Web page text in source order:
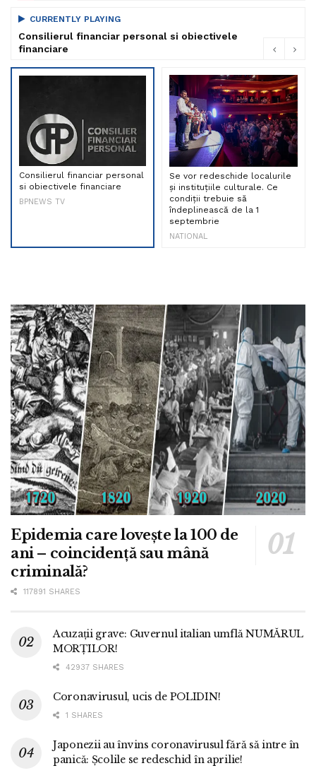
CURRENTLY PLAYING
Consilierul financiar personal si obiectivele
financiare
Consilierul financiar personal
si obiectivele financiare
BPNEWS TV
Se vor redeschide localurile
și instituțiile culturale. Ce
condiții trebuie să
îndeplinească de la 1
septembrie
NATIONAL
Epidemia care lovește la 100 de
ani – coincidență sau mână
criminală?
117891 SHARES
Acuzații grave: Guvernul italian umflă NUMĂRUL
MORȚILOR!
42937 SHARES
Coronavirusul, ucis de POLIDIN!
1 SHARES
Japonezii au învins coronavirusul fără să intre în
panică: Școlile se redeschid în aprilie!